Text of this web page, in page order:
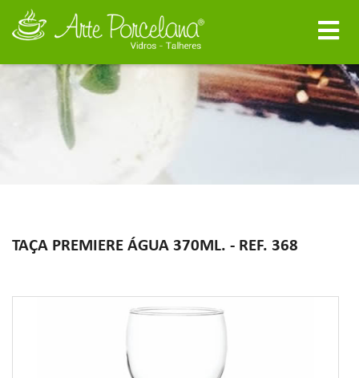
TAÇA PREMIERE ÁGUA 370ML. - REF. 368